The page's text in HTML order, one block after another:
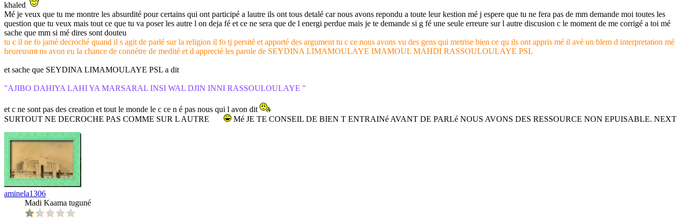
khaled
Mé je veux que tu me montre les absurdité pour certains qui ont participé a lautre ils ont tous detalé car nous avons repondu a toute leur kestion mé j espere que tu ne fera pas de mm demande moi toutes les
question que tu veux mais tout ce que tu va poser les autre l on deja fé et ce ne sera que de l energi perdue mais je te demande si g fé une seule erreure sur l autre discusion c le moment de me corrigé a toi mé
sache que mm si mé dires sont douteu
tu c il ne fo jamé decroché quand il s agit de parlé sur la religion il fo tj persité et apporté des argument tu c ce nous avons vu des gens qui metrise bien ce qu ils ont appris mé il avé un blem d interpretation mé
heureusmt ns avon eu la chance de connétre de medité et d apprecié les parole de SEYDINA LIMAMOULAYE IMAMOUL MAHDI RASSOULOULAYE PSL
et sache que SEYDINA LIMAMOULAYE PSL a dit
"AJIBO DAHIYA LAHI YA MARSARAL INSI WAL DJIN INNI RASSOULOULAYE "
et c ne sont pas des creation et tout le monde le c ce n é pas nous qui l avon dit
SURTOUT NE DECROCHE PAS COMME SUR L AUTRE
Mé JE TE CONSEIL DE BIEN T ENTRAINé AVANT DE PARLé NOUS AVONS DES RESSOURCE NON EPUISABLE. NEXT
aminela1306
Madi Kaama tuguné